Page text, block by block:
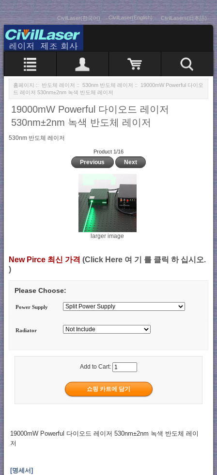
CivilLaser(한국어) CivilLaser(English) CivilLasers(日本語)
홈페이지 :: 반도체 레이저 :: 530nm 반도체 레이저 :: 19000mW Powerful 다이오
드 레이저 530nm±2nm 녹색 반도체 레이저
19000mW Powerful 다이오드 레이저
530nm±2nm 녹색 반도체 레이저
530nm 반도체 레이저
Product 1/16
Previous Next
larger image
New Pirce 최신 가격 (Click Here 여 기 를 클릭 하 십시오.
)
Please Choose:
Power Supply
Radiator
Add to Cart:
19000mW Powerful 다이오드 레이저 530nm±2nm 녹색 반도체 레이
저
[명세서]